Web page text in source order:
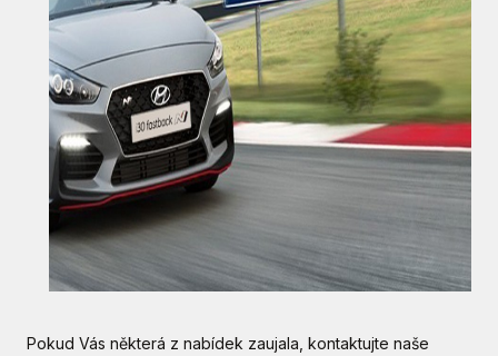
Pokud Vás některá z nabídek zaujala, kontaktujte naše